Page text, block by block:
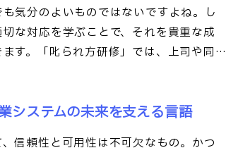
気分のよいものではないですよね。し
な対応を学ぶことで、それを貴重な成
す。「叱られ方研修」では、上司や同
システムの未来を支える言語
信頼性と可用性は不可欠なもの。かつ